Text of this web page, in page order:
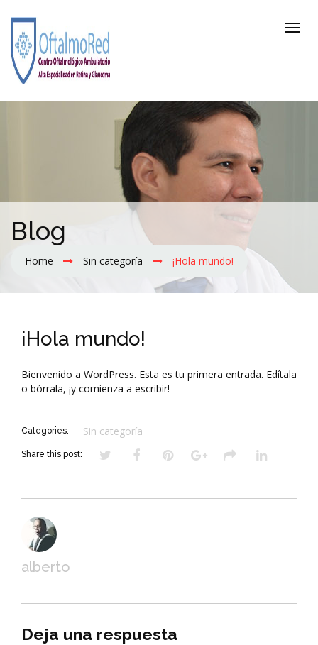
Blog
Home Sin categoría ¡Hola mundo!
¡Hola mundo!
Bienvenido a WordPress. Esta es tu primera entrada. Edítala
o bórrala, ¡y comienza a escribir!
Categories: Sin categoría
Share this post:
alberto
Deja una respuesta